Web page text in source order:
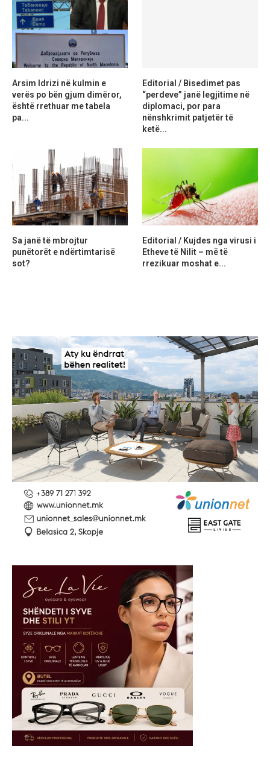
Arsim Idrizi në kulmin e
verës po bën gjum dimëror,
është rrethuar me tabela
pa...
Editorial / Bisedimet pas
“perdeve” janë legjitime në
diplomaci, por para
nënshkrimit patjetër të
ketë...
Sa janë të mbrojtur
punëtorët e ndërtimtarisë
sot?
Editorial / Kujdes nga virusi i
Etheve të Nilit – më të
rrezikuar moshat e...